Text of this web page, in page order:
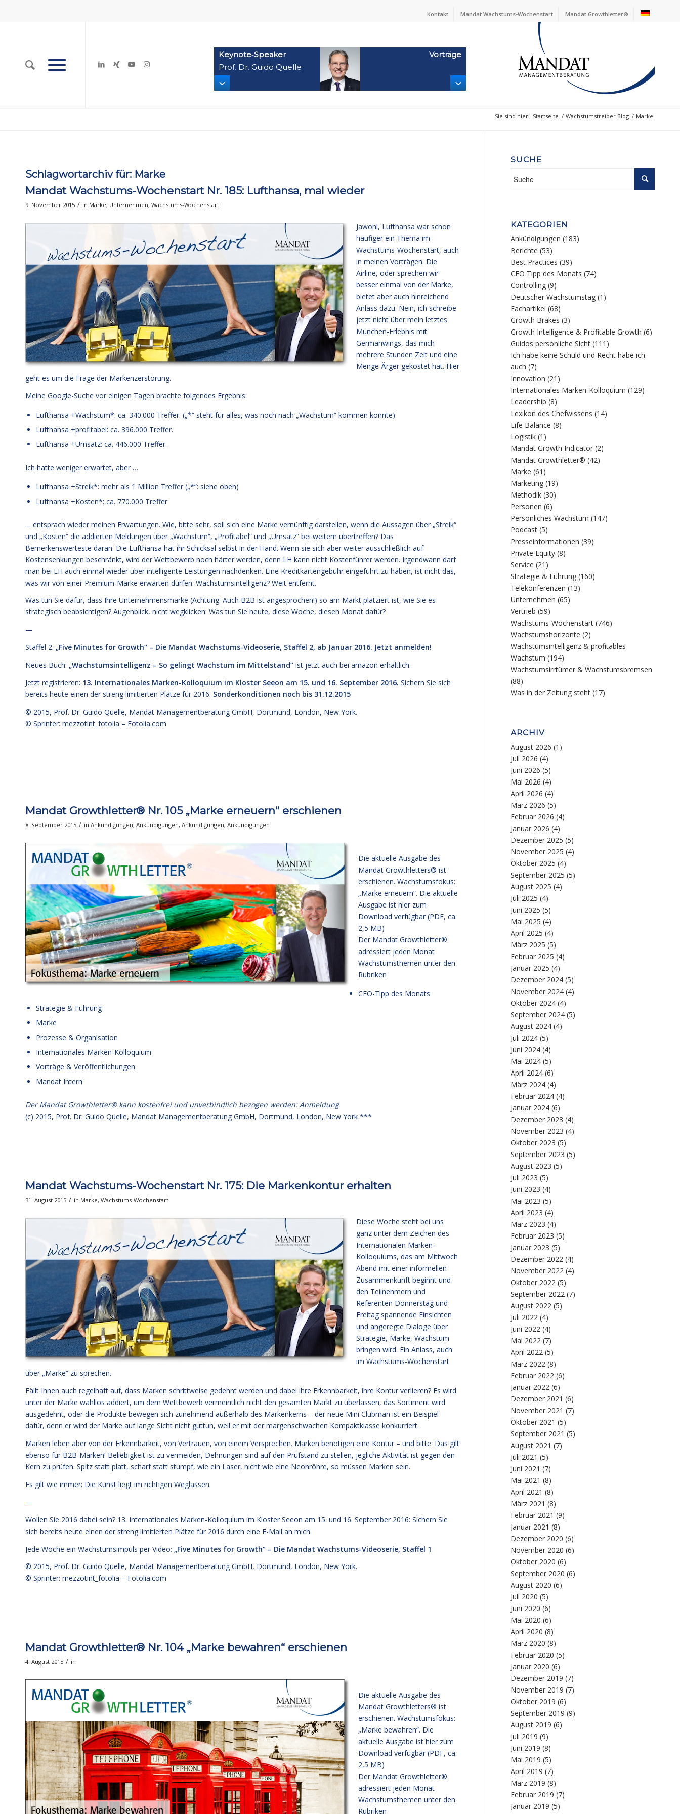
Kontakt Mandat Wachstums-Wochenstart Mandat Growthletter®
Keynote‑Speaker
Prof. Dr. Guido Quelle
Vorträge
Sie sind hier: Startseite / Wachstumstreiber Blog / Marke
Schlagwortarchiv für: Marke
Mandat Wachstums-Wochenstart Nr. 185: Lufthansa, mal wieder
9. November 2015 / in Marke, Unternehmen, Wachstums-Wochenstart
Jawohl, Lufthansa war schon
häufiger ein Thema im
Wachstums-Wochenstart, auch
in meinen Vorträgen. Die
Airline, oder sprechen wir
besser einmal von der Marke,
bietet aber auch hinreichend
Anlass dazu. Nein, ich schreibe
jetzt nicht über mein letztes
München-Erlebnis mit
Germanwings, das mich
mehrere Stunden Zeit und eine
Menge Ärger gekostet hat. Hier
geht es um die Frage der Markenzerstörung.
Meine Google-Suche vor einigen Tagen brachte folgendes Ergebnis:
Lufthansa +Wachstum*: ca. 340.000 Treffer. („*“ steht für alles, was noch nach „Wachstum“ kommen könnte)
Lufthansa +profitabel: ca. 396.000 Treffer.
Lufthansa +Umsatz: ca. 446.000 Treffer.
Ich hatte weniger erwartet, aber …
Lufthansa +Streik*: mehr als 1 Million Treffer („*“: siehe oben)
Lufthansa +Kosten*: ca. 770.000 Treffer
… entsprach wieder meinen Erwartungen. Wie, bitte sehr, soll sich eine Marke vernünftig darstellen, wenn die Aussagen über „Streik“
und „Kosten“ die addierten Meldungen über „Wachstum“, „Profitabel“ und „Umsatz“ bei weitem übertreffen? Das
Bemerkenswerteste daran: Die Lufthansa hat ihr Schicksal selbst in der Hand. Wenn sie sich aber weiter ausschließlich auf
Kostensenkungen beschränkt, wird der Wettbewerb noch härter werden, denn LH kann nicht Kostenführer werden. Irgendwann darf
man bei LH auch einmal wieder über intelligente Leistungen nachdenken. Eine Kreditkartengebühr eingeführt zu haben, ist nicht das,
was wir von einer Premium-Marke erwarten dürfen. Wachstumsintelligenz? Weit entfernt.
Was tun Sie dafür, dass Ihre Unternehmensmarke (Achtung: Auch B2B ist angesprochen!) so am Markt platziert ist, wie Sie es
strategisch beabsichtigen? Augenblick, nicht wegklicken: Was tun Sie heute, diese Woche, diesen Monat dafür?
—
Staffel 2: „Five Minutes for Growth“ – Die Mandat Wachstums-Videoserie, Staffel 2, ab Januar 2016. Jetzt anmelden!
Neues Buch: „Wachstumsintelligenz – So gelingt Wachstum im Mittelstand“ ist jetzt auch bei amazon erhältlich.
Jetzt registrieren: 13. Internationales Marken-Kolloquium im Kloster Seeon am 15. und 16. September 2016. Sichern Sie sich
bereits heute einen der streng limitierten Plätze für 2016. Sonderkonditionen noch bis 31.12.2015
© 2015, Prof. Dr. Guido Quelle, Mandat Managementberatung GmbH, Dortmund, London, New York.
© Sprinter: mezzotint_fotolia – Fotolia.com
Mandat Growthletter® Nr. 105 „Marke erneuern“ erschienen
8. September 2015 / in Ankündigungen, Ankündigungen, Ankündigungen, Ankündigungen
Die aktuelle Ausgabe des
Mandat Growthletters® ist
erschienen. Wachstumsfokus:
„Marke erneuern“. Die aktuelle
Ausgabe ist hier zum
Download verfügbar (PDF, ca.
2,5 MB)
Der Mandat Growthletter®
adressiert jeden Monat
Wachstumsthemen unter den
Rubriken
CEO-Tipp des Monats
Strategie & Führung
Marke
Prozesse & Organisation
Internationales Marken-Kolloquium
Vorträge & Veröffentlichungen
Mandat Intern
Der Mandat Growthletter® kann kostenfrei und unverbindlich bezogen werden:Anmeldung
(c) 2015, Prof. Dr. Guido Quelle, Mandat Managementberatung GmbH, Dortmund, London, New York ***
Mandat Wachstums-Wochenstart Nr. 175: Die Markenkontur erhalten
31. August 2015 / in Marke, Wachstums-Wochenstart
Diese Woche steht bei uns
ganz unter dem Zeichen des
Internationalen Marken-
Kolloquiums, das am Mittwoch
Abend mit einer informellen
Zusammenkunft beginnt und
den Teilnehmern und
Referenten Donnerstag und
Freitag spannende Einsichten
und angeregte Dialoge über
Strategie, Marke, Wachstum
bringen wird. Ein Anlass, auch
im Wachstums-Wochenstart
über „Marke“ zu sprechen.
Fällt Ihnen auch regelhaft auf, dass Marken schrittweise gedehnt werden und dabei ihre Erkennbarkeit, ihre Kontur verlieren? Es wird
unter der Marke wahllos addiert, um dem Wettbewerb vermeintlich nicht den gesamten Markt zu überlassen, das Sortiment wird
ausgedehnt, oder die Produkte bewegen sich zunehmend außerhalb des Markenkerns – der neue Mini Clubman ist ein Beispiel
dafür, denn er wird der Marke auf lange Sicht nicht guttun, weil er mit der margenschwachen Kompaktklasse konkurriert.
Marken leben aber von der Erkennbarkeit, von Vertrauen, von einem Versprechen. Marken benötigen eine Kontur – und bitte: Das gilt
ebenso für B2B-Marken! Beliebigkeit ist zu vermeiden, Dehnungen sind auf den Prüfstand zu stellen, jegliche Aktivität ist gegen den
Kern zu prüfen. Spitz statt platt, scharf statt stumpf, wie ein Laser, nicht wie eine Neonröhre, so müssen Marken sein.
Es gilt wie immer: Die Kunst liegt im richtigen Weglassen.
—
Wollen Sie 2016 dabei sein? 13. Internationales Marken-Kolloquium im Kloster Seeon am 15. und 16. September 2016: Sichern Sie
sich bereits heute einen der streng limitierten Plätze für 2016 durch eine E-Mail an mich.
Jede Woche ein Wachstumsimpuls per Video: „Five Minutes for Growth“ – Die Mandat Wachstums-Videoserie, Staffel 1
© 2015, Prof. Dr. Guido Quelle, Mandat Managementberatung GmbH, Dortmund, London, New York.
© Sprinter: mezzotint_fotolia – Fotolia.com
Mandat Growthletter® Nr. 104 „Marke bewahren“ erschienen
4. August 2015 / in
Die aktuelle Ausgabe des
Mandat Growthletters® ist
erschienen. Wachstumsfokus:
„Marke bewahren“. Die
aktuelle Ausgabe ist hier zum
Download verfügbar (PDF, ca.
2,5 MB)
Der Mandat Growthletter®
adressiert jeden Monat
Wachstumsthemen unter den
Rubriken
SUCHE
KATEGORIEN
Ankündigungen (183)
Berichte (53)
Best Practices (39)
CEO Tipp des Monats (74)
Controlling (9)
Deutscher Wachstumstag (1)
Fachartikel (68)
Growth Brakes (3)
Growth Intelligence & Profitable Growth (6)
Guidos persönliche Sicht (111)
Ich habe keine Schuld und Recht habe ich
auch (7)
Innovation (21)
Internationales Marken-Kolloquium (129)
Leadership (8)
Lexikon des Chefwissens (14)
Life Balance (8)
Logistik (1)
Mandat Growth Indicator (2)
Mandat Growthletter® (42)
Marke (61)
Marketing (19)
Methodik (30)
Personen (6)
Persönliches Wachstum (147)
Podcast (5)
Presseinformationen (39)
Private Equity (8)
Service (21)
Strategie & Führung (160)
Telekonferenzen (13)
Unternehmen (65)
Vertrieb (59)
Wachstums-Wochenstart (746)
Wachstumshorizonte (2)
Wachstumsintelligenz & profitables
Wachstum (194)
Wachstumsirrtümer & Wachstumsbremsen
(88)
Was in der Zeitung steht (17)
ARCHIV
August 2026 (1)
Juli 2026 (4)
Juni 2026 (5)
Mai 2026 (4)
April 2026 (4)
März 2026 (5)
Februar 2026 (4)
Januar 2026 (4)
Dezember 2025 (5)
November 2025 (4)
Oktober 2025 (4)
September 2025 (5)
August 2025 (4)
Juli 2025 (4)
Juni 2025 (5)
Mai 2025 (4)
April 2025 (4)
März 2025 (5)
Februar 2025 (4)
Januar 2025 (4)
Dezember 2024 (5)
November 2024 (4)
Oktober 2024 (4)
September 2024 (5)
August 2024 (4)
Juli 2024 (5)
Juni 2024 (4)
Mai 2024 (5)
April 2024 (6)
März 2024 (4)
Februar 2024 (4)
Januar 2024 (6)
Dezember 2023 (4)
November 2023 (4)
Oktober 2023 (5)
September 2023 (5)
August 2023 (5)
Juli 2023 (5)
Juni 2023 (4)
Mai 2023 (5)
April 2023 (4)
März 2023 (4)
Februar 2023 (5)
Januar 2023 (5)
Dezember 2022 (4)
November 2022 (4)
Oktober 2022 (5)
September 2022 (7)
August 2022 (5)
Juli 2022 (4)
Juni 2022 (4)
Mai 2022 (7)
April 2022 (5)
März 2022 (8)
Februar 2022 (6)
Januar 2022 (6)
Dezember 2021 (6)
November 2021 (7)
Oktober 2021 (5)
September 2021 (5)
August 2021 (7)
Juli 2021 (5)
Juni 2021 (7)
Mai 2021 (8)
April 2021 (8)
März 2021 (8)
Februar 2021 (9)
Januar 2021 (8)
Dezember 2020 (6)
November 2020 (6)
Oktober 2020 (6)
September 2020 (6)
August 2020 (6)
Juli 2020 (5)
Juni 2020 (6)
Mai 2020 (6)
April 2020 (8)
März 2020 (8)
Februar 2020 (5)
Januar 2020 (6)
Dezember 2019 (7)
November 2019 (7)
Oktober 2019 (6)
September 2019 (9)
August 2019 (6)
Juli 2019 (9)
Juni 2019 (8)
Mai 2019 (5)
April 2019 (7)
März 2019 (8)
Februar 2019 (7)
Januar 2019 (5)